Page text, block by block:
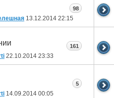
13.12.2014 22:15
98
22.10.2014 23:33
161
14.09.2014 00:05
5